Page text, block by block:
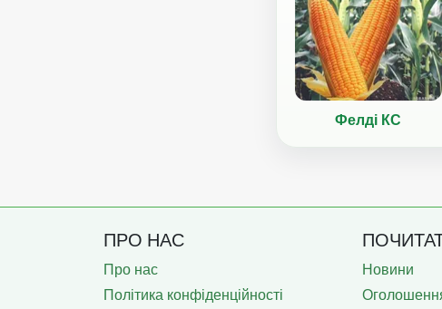
Фелді КС
ПРО НАС
Про нас
Політика конфіденційності
Новини